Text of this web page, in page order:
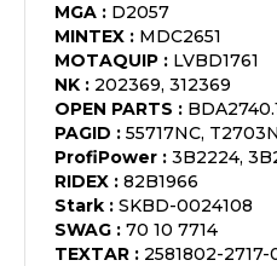
MGA : D2057
MINTEX : MDC2651
MOTAQUIP : LVBD1761
NK : 202369, 312369
OPEN PARTS :
PAGID : 55717NC,
ProfiPower : 3B2224,
RIDEX : 82B1966
Stark : SKBD-0024108
SWAG : 70 10 7714
TEXTAR : 2581802-